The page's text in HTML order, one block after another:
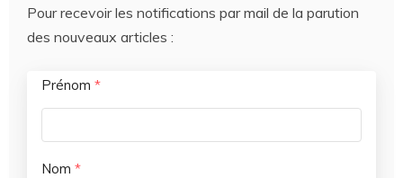
Pour recevoir les notifications par mail de la parution
des nouveaux articles :
Prénom *
Nom *